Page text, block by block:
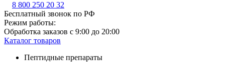
8 800 250 20 32
Бесплатный звонок по РФ
Режим работы:
Обработка заказов с 9:00 до 20:00
Каталог товаров
Пептидные препараты